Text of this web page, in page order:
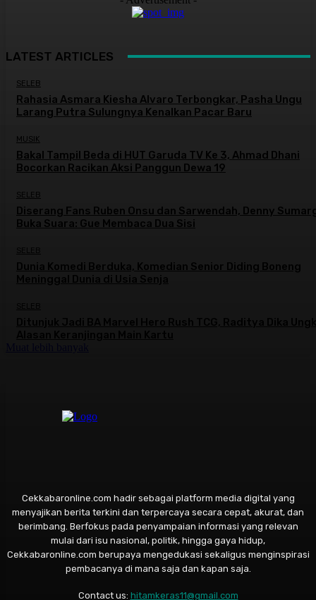
LATEST ARTICLES
SELEB
Rahasia Asmara Kiesha Alvaro Terbongkar, Pasha Ungu
Larang Putra Sulungnya Kenalkan Pacar Baru
MUSIK
Bakal Tampil Beda di HUT Garuda TV Ke 3, Ahmad Dhani
Bocorkan Racikan Aksi Panggun Dewa 19
SELEB
Diserang Fans Ruben Onsu dan Sarwendah, Denny
Buka Suara: Gue Membaca Dua Sisi
SELEB
Dunia Komedi Berduka, Komedian Senior Diding Boneng
Cekkabaronline.com hadir sebagai platform media digital yang
menyajikan berita terkini dan terpercaya secara cepat, akurat, dan
berimbang. Berfokus pada penyampaian informasi yang relevan
mulai dari isu nasional, politik, hingga gaya hidup,
Cekkabaronline.com berupaya mengedukasi sekaligus menginspirasi
pembacanya di mana saja dan kapan saja.
Contact us: hitamkeras11@gmail.com